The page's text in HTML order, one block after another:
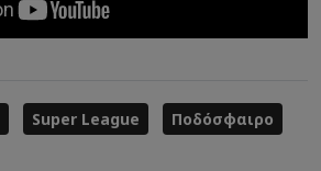
Super League
Ποδόσφαιρο